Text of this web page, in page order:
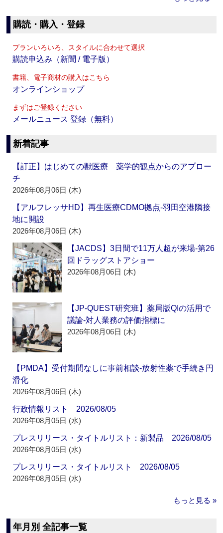
購読・購入・登録
プランいろいろ、スタイルに合わせて選択
購読申込み（新聞 / 電子版）
書籍、電子商材の購入はこちら
オンラインショップ
まずはご登録ください
メールニュース 登録（無料）
新着記事
【訂正】はじめての獣医療 薬学的観点からのアプロー
チ
2026年08月06日 (木)
【アルフレッサHD】再生医療CDMO拠点‐羽田空港隣接
地に開設
2026年08月06日 (木)
【JACDS】3日間で11万人超が来場‐第26
回ドラッグストアショー
2026年08月06日 (木)
【JP-QUEST研究班】薬局版QIの活用で
議論‐対人業務の評価指標に
2026年08月06日 (木)
【PMDA】受付期間なしに事前相談‐放射性薬で手続き円
滑化
2026年08月06日 (木)
行政情報リスト 2026/08/05
2026年08月05日 (水)
プレスリリース・タイトルリスト：新製品 2026/08/05
2026年08月05日 (水)
プレスリリース・タイトルリスト 2026/08/05
2026年08月05日 (水)
もっと見る »
年月別 全記事一覧